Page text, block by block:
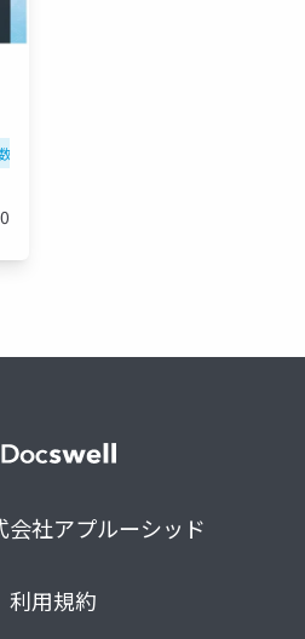
会社アプルーシッド
利用規約